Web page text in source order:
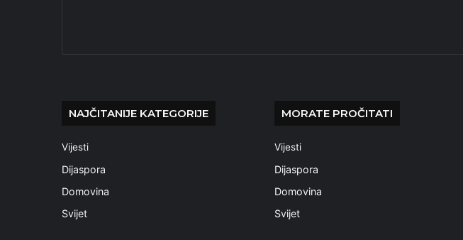
NAJČITANIJE KATEGORIJE
Vijesti
Dijaspora
Domovina
Svijet
MORATE PROČITATI
Vijesti
Dijaspora
Domovina
Svijet